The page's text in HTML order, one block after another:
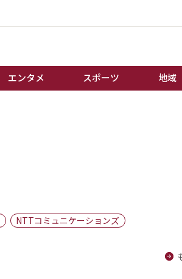
エンタメ スポーツ 地域
棋王戦
NTTコミュニケーションズ